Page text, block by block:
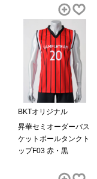
BKTオリジナル
昇華セミオーダーバス
ケットボールタンクト
ップF03 赤・黒